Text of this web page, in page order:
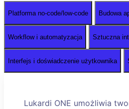
Platforma no-code/low-code Budowa
Workflow i automatyzacja Sztuczna
Interfejs i doświadczenie użytkownika
Lukardi ONE umożliwia